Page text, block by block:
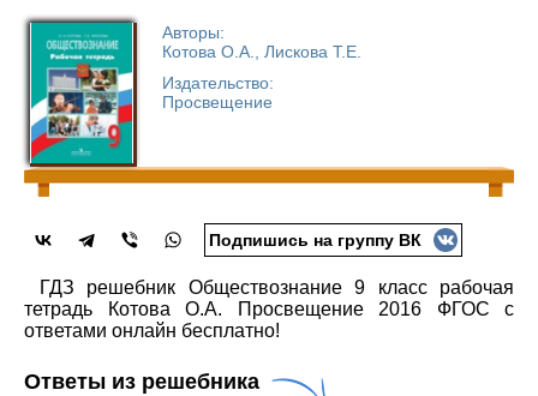
Авторы:
Котова О.А., Лискова Т.Е.
Издательство:
Просвещение
Подпишись на группу ВК
ГДЗ решебник Обществознание 9 класс рабочая
тетрадь Котова О.А. Просвещение 2016 ФГОС с
ответами онлайн бесплатно!
Ответы из решебника